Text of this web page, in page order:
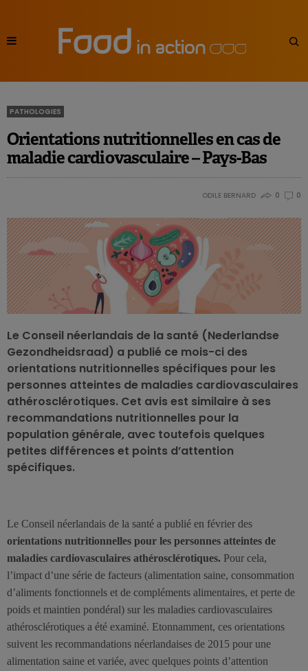
PATHOLOGIES
Orientations nutritionnelles en cas de
maladie cardiovasculaire – Pays-Bas
ODILE BERNARD 0 0
Le Conseil néerlandais de la santé (Nederlandse
Gezondheidsraad) a publié ce mois-ci des
orientations nutritionnelles spécifiques pour les
personnes atteintes de maladies cardiovasculaires
athérosclérotiques. Cet avis est similaire à ses
recommandations nutritionnelles pour la
population générale, avec toutefois quelques
petites différences et points d’attention
spécifiques.
Le Conseil néerlandais de la santé a publié en février des
orientations nutritionnelles pour les personnes atteintes de
maladies cardiovasculaires athérosclérotiques. Pour cela,
l’impact d’une série de facteurs (alimentation saine, consommation
d’aliments fonctionnels et de compléments alimentaires, et perte de
poids et maintien pondéral) sur les maladies cardiovasculaires
athérosclérotiques a été examiné. Etonnamment, ces orientations
suivent les recommandations néerlandaises de 2015 pour une
alimentation saine et variée, avec quelques points d’attention